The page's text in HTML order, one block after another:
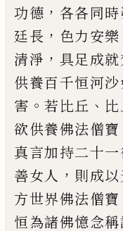
功德 ， 各各同
廷長 ， 色力安樂
清淨 ， 具足成
供養百千恒河
害 。 若比丘 、
欲供養佛法僧寶
真言加持二十一
善女人 ， 則成
方世界佛法僧寶
恒為諸佛憶念稱